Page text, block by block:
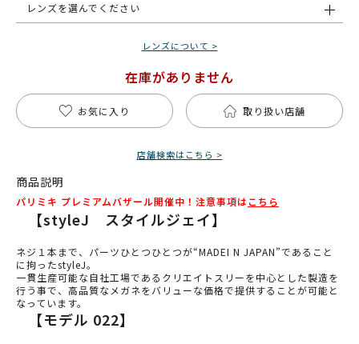
レンズを選んでください
レンズについて >
在庫がありません
お気に入り 取り扱い店舗
店舗検索はこちら >
商品説明
パリミキ プレミアムバザール開催中！注意事項はこちら
【styleJ スタイルジェイ】
ネジ１本まで、パーツひとつひとつが“MADEI N JAPAN”であること
に拘ったstyleJ。
一貫生産可能な自社工場であるクリエイトスリーを中心とした製造を
行う事で、高品質なメガネをバリューな価格で提供することが可能と
なっています。
【モデル 022】